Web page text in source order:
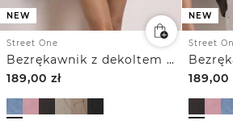
NEW
Street One
Bezrękawnik z dekoltem w szpic w jednolitym kolorze
189,00 zł
NEW
Street
189,00